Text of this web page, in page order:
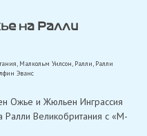
на Ралли
, Малкольм Уилсон, Ралли, Ралли
Эванс
Ожье и Жюльен Инграссия
Великобритания с «M-